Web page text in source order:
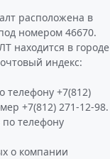
расположена в
номером 46670.
находится в городе
индекс:
телефону +7(812)
+7(812) 271-12-98.
телефону
о компании